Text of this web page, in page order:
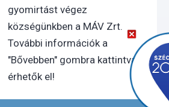
gyomirtást végez
községünkben a MÁV Zrt.
További információk a
"Bővebben" gombra kattintva
érhetők el!